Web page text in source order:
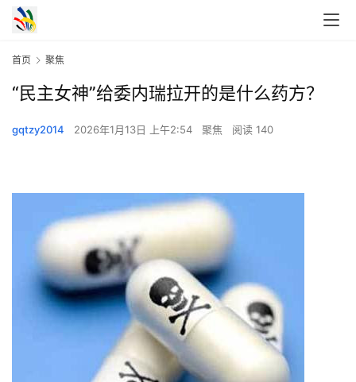
首页 聚焦
“民主女神”给委内瑞拉开的是什么药方？
gqtzy2014 2026年1月13日 上午2:54 聚焦 阅读 140